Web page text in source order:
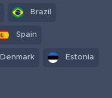
Brazil
Spain
Denmark Estonia